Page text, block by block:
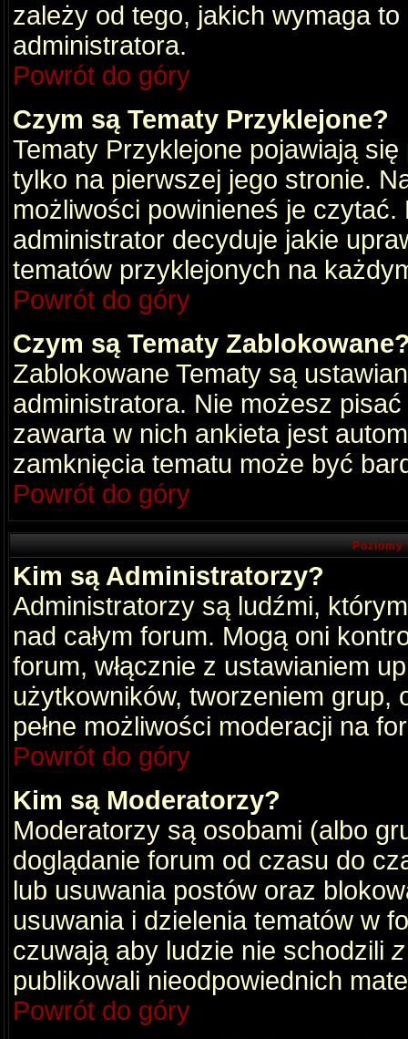
zależy od tego, jakich wymaga
administratora.
Powrót do góry
Czym są Tematy Przyklejone?
Tematy Przyklejone pojawiają
tylko na pierwszej jego stronie.
możliwości powinieneś je czytać.
administrator decyduje jakie
tematów przyklejonych na
Powrót do góry
Czym są Tematy
Zablokowane Tematy są
administratora. Nie możesz
zawarta w nich ankieta jest
zamknięcia tematu może być
Powrót do góry
Kim są Administratorzy?
Administratorzy są ludźmi,
nad całym forum. Mogą oni
forum, włącznie z ustawianiem
użytkowników, tworzeniem grup,
pełne możliwości moderacji na
Powrót do góry
Kim są Moderatorzy?
Moderatorzy są osobami (albo
doglądanie forum od czasu do
lub usuwania postów oraz
usuwania i dzielenia tematów w
czuwają aby ludzie nie schodzili
publikowali nieodpowiednich
Powrót do góry